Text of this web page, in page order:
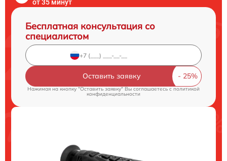
от 35 минут
Бесплатная консультация со
специалистом
Оставить заявку
Нажимая на кнопку "Оставить заявку" Вы соглашаетесь c политикой
конфиденциальности